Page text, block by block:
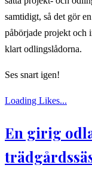
samtidigt, så det gör
påbörjade projekt och
klart odlingslådorna.
Ses snart igen!
Loading Likes...
En girig